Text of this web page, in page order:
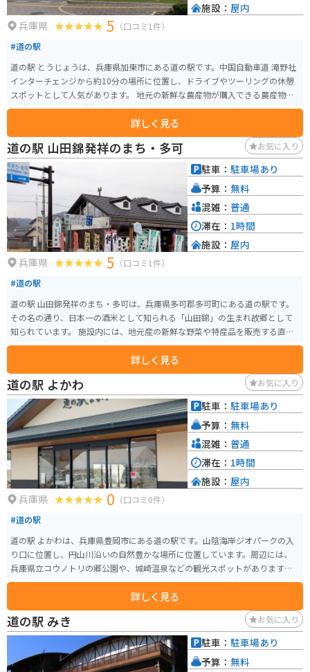
兵庫県 5 （口コミ1件）
#道の駅
道の駅 とうじょうは、兵庫県加東市にある道の駅です。中国自動車道 滝野社
インターチェンジから約10分の場所に位置し、ドライブやツーリングの休憩
スポットとして人気があります。 地元の新鮮な農産物が購入できる農産物直
売所や、地元産の食材を使った料理が楽しめるレストランがあります。特
に、加東市のブランド豚「播州百日どり」を使った料理はおすすめです。道
の駅 とうじょうは、バイクで訪れるのにも適した場所です。駐車場も広く、
休憩スペースも充実しているので、ツーリングの休憩場所として最適です。
周辺には、播州清水寺や闘竜灘など、観光スポットも点在しているので、観
光の拠点としても利用できます。道の駅 とうじょうを訪れた際には、ぜひ、
地元の特産品である「播州織」の製品もチェックしてみてください。播州織
は、兵庫県西脇市周辺で生産されている綿織物で、その品質の高さから全国
的に知られています。道の駅 とうじょうでは、播州織を使ったハンカチやタ
オルなどの雑貨類を購入することができます。
詳しく見る
施設： 屋内
道の駅 山田錦発祥のまち・多可 お気に入り
兵庫県 5 （口コミ1件）
#道の駅
道の駅 山田錦発祥のまち・多可は、兵庫県多可郡多可町にある道の駅です。
その名の通り、日本一の酒米として知られる「山田錦」の生まれ故郷として
知られています。 施設内には、地元産の新鮮な野菜や特産品を販売する直売
所や、山田錦を使った日本酒を販売するショップがあり、お土産探しにも最
適です。また、レストランでは地元食材をふんだんに使った料理を楽しむこ
とができます。 バイクで訪れる場合、道の駅には広い駐車場が完備されてい
るので安心です。周辺には、緑豊かな田園風景が広がり、ツーリングにも最
適なエリアです。特に、秋には黄金色に輝く稲穂が美しい風景を見せてくれ
ます。 周辺には、山田錦の生産地として有名な中区や、日本の滝百選に選ば
れた「天滝」など、観光スポットも点在しています。道の駅を拠点に、周辺エ
リアを巡ってみるのもおすすめです。
詳しく見る
駐車： 駐車場あり
予算： 無料
混雑： 普通
滞在： 1時間
施設： 屋内
道の駅 よかわ お気に入り
兵庫県 0 （口コミ0件）
#道の駅
道の駅 よかわは、兵庫県豊岡市にある道の駅です。山陰海岸ジオパークの入
り口に位置し、円山川沿いの自然豊かな場所に位置しています。周辺には、
兵庫県立コウノトリの郷公園や、城崎温泉などの観光スポットがあります。
道の駅 よかわには、地元産の野菜や特産品を販売する直売所や、レストラ
ン、そして情報コーナーがあります。レストランでは但馬牛を使った料理や、
地元で採れた新鮮な魚介類を使った料理が楽しめます。また、情報コーナー
では、周辺の観光情報を入手することができます。バイクで訪れる方は、道
の駅の駐車場にバイク専用の駐車スペースがあるので、安心して駐車できま
20kmです。どちらも車で約10分〜20分程度の距離にあります。コウノトリの
詳しく見る
駐車： 駐車場あり
予算： 無料
混雑： 普通
滞在： 1時間
施設： 屋内
道の駅 みき お気に入り
駐車： 駐車場あり
予算： 無料